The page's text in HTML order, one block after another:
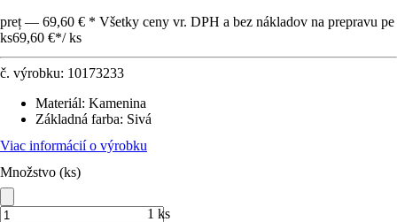
preț — 69,60 € * Všetky ceny vr. DPH a bez nákladov na prepravu pe
ks69,60 €*/ ks
č. výrobku: 10173233
Materiál: Kamenina
Základná farba: Sivá
Viac informácií o výrobku
Množstvo (ks)
1 ks